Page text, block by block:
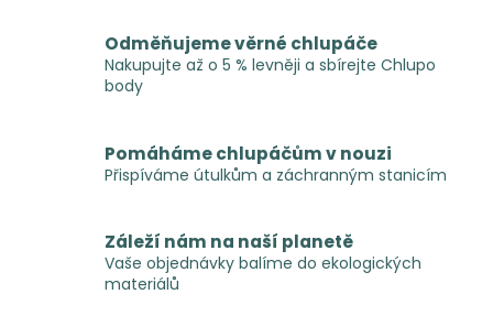
Odměňujeme věrné chlupáče
Nakupujte až o 5 % levněji a sbírejte Chlupo
body
Pomáháme chlupáčům v nouzi
Přispíváme útulkům a záchranným stanicím
Záleží nám na naší planetě
Vaše objednávky balíme do ekologických
materiálů